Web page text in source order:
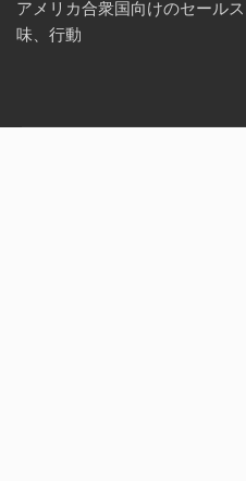
アメリカ合衆国向けのセール
味、行動